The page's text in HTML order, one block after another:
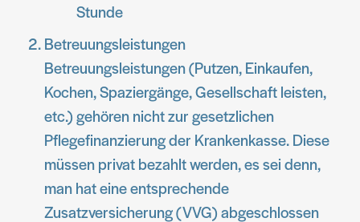
Stunde
Betreuungsleistungen
Betreuungsleistungen (Putzen, Einkaufen,
Kochen, Spaziergänge, Gesellschaft leisten,
etc.) gehören nicht zur gesetzlichen
Pflegefinanzierung der Krankenkasse. Diese
müssen privat bezahlt werden, es sei denn,
man hat eine entsprechende
Zusatzversicherung (VVG) abgeschlossen